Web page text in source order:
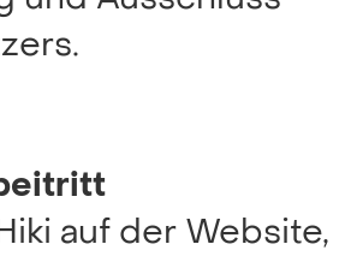
auf der Website,